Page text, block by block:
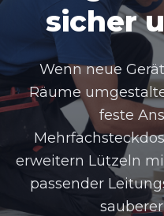
sicher
Wenn neue
Räume
feste
erweitern Lützeln
passender